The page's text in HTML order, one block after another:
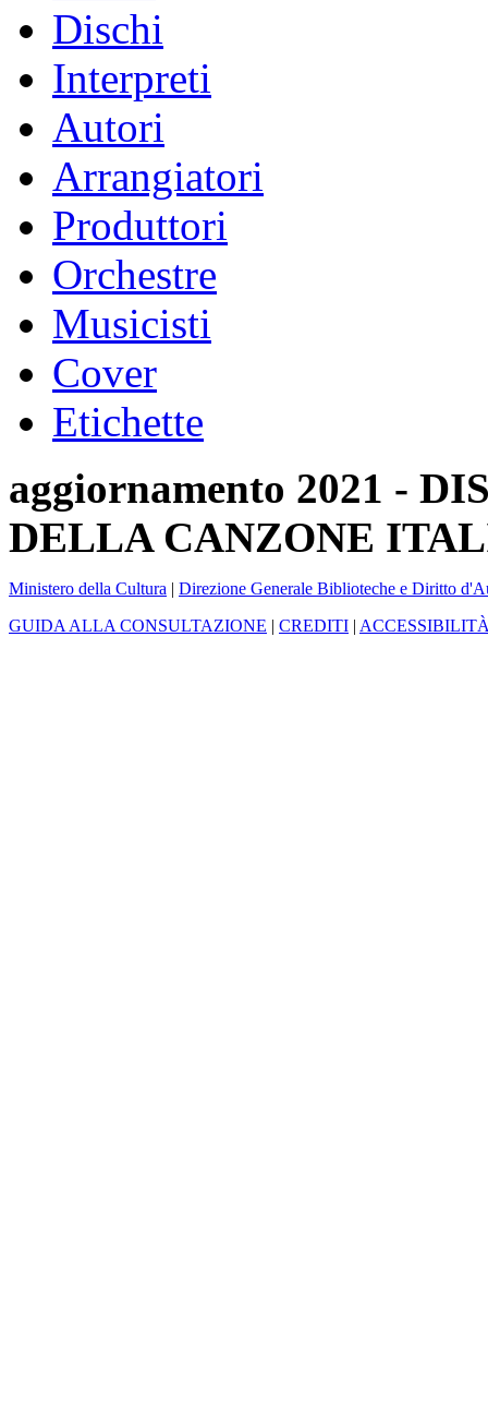
Dischi
Interpreti
Autori
Arrangiatori
Produttori
Orchestre
Musicisti
Cover
Etichette
aggiornamento 2021 -
DELLA CANZONE
Ministero della Cultura | Direzione Generale Biblioteche e Diritto
GUIDA ALLA CONSULTAZIONE | CREDITI |